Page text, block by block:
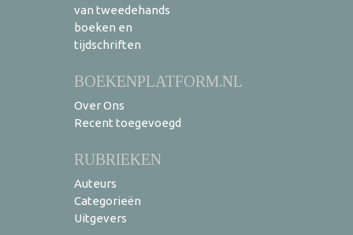
van tweedehands
boeken en
tijdschriften
BOEKENPLATFORM.NL
Over Ons
Recent toegevoegd
RUBRIEKEN
Auteurs
Categorieën
Uitgevers